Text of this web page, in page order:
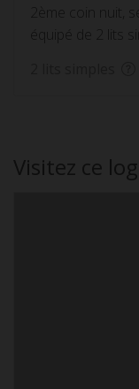
2ème coin nuit,
équipé de 2 lits
Visitez ce